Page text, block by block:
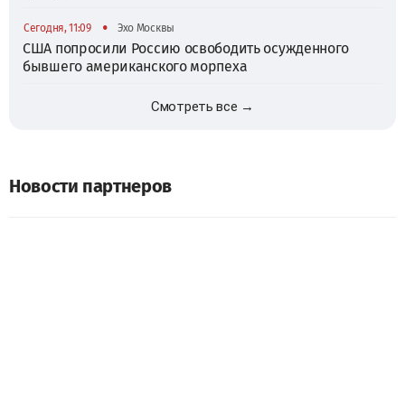
Сегодня, 11:09 • Эхо Москвы
США попросили Россию освободить осужденного
бывшего американского морпеха
Смотреть все →
Новости партнеров